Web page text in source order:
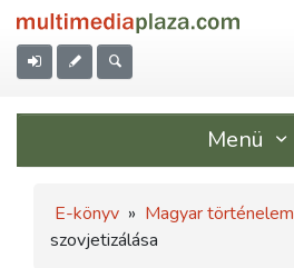
Menü
E-könyv » Magyar történelem
szovjetizálása